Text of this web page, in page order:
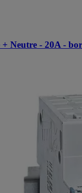
Neutre - 20A -